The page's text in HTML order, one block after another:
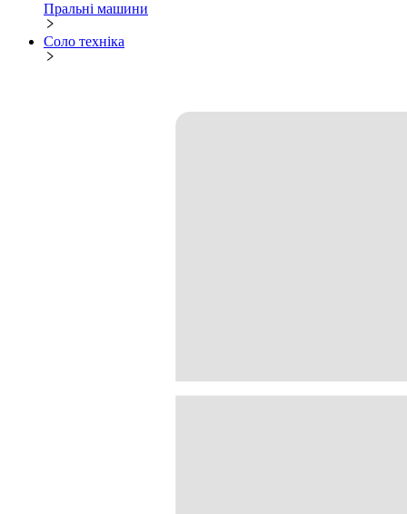
Пральні машини
Соло техніка